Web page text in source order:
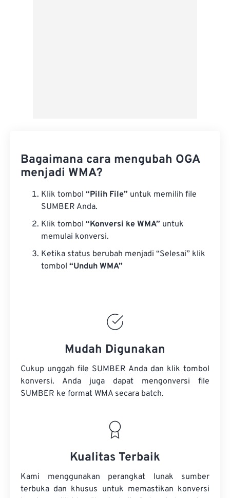
Bagaimana cara mengubah OGA
menjadi WMA?
Klik tombol “Pilih File” untuk memilih file
SUMBER Anda.
Klik tombol “Konversi ke WMA” untuk
memulai konversi.
Ketika status berubah menjadi “Selesai” klik
tombol “Unduh WMA”
Mudah Digunakan
Cukup unggah file SUMBER Anda dan klik tombol
konversi. Anda juga dapat mengonversi file
SUMBER ke format WMA secara batch.
Kualitas Terbaik
Kami menggunakan perangkat lunak sumber
terbuka dan khusus untuk memastikan konversi